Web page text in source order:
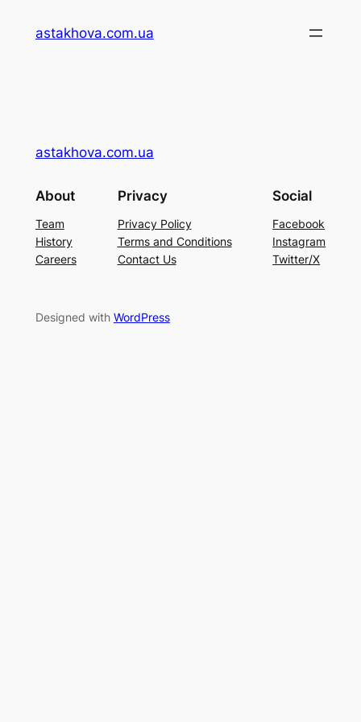
astakhova.com.ua
astakhova.com.ua
About
Team
History
Careers
Privacy
Privacy Policy
Terms and Conditions
Contact Us
Social
Facebook
Instagram
Twitter/X
Designed with WordPress